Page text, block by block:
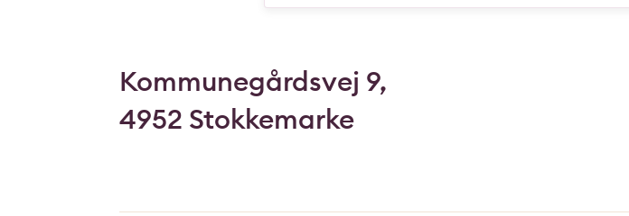
Kommunegårdsvej 9,
4952 Stokkemarke